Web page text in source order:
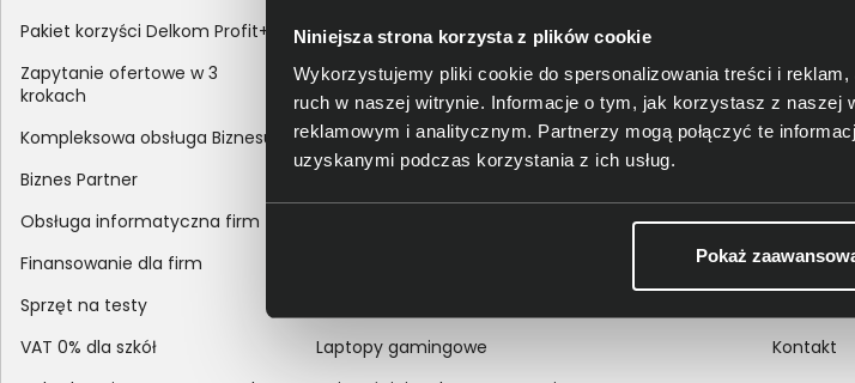
Niniejsza strona korzysta z plików cookie
Wykorzystujemy pliki cookie do spersonalizowania treści i
ruch w naszej witrynie. Informacje o tym, jak korzystasz z naszej
reklamowym i analitycznym. Partnerzy mogą połączyć te
uzyskanymi podczas korzystania z ich usług.
Pokaż
Pakiet korzyści Delkom Profit+
Zapytanie ofertowe w 3
krokach
Kompleksowa obsługa Biznesu
Biznes Partner
Obsługa informatyczna firm
Finansowanie dla firm
Sprzęt na testy
VAT 0% dla szkół
Sposoby dostawy
Metody płatności
Zakup z dofinansowaniem
Odroczony termin płatności
Korekta danych nabywcy na dokumencie
Laptopy gamingowe
Nagrody
Polityka
Kontakt